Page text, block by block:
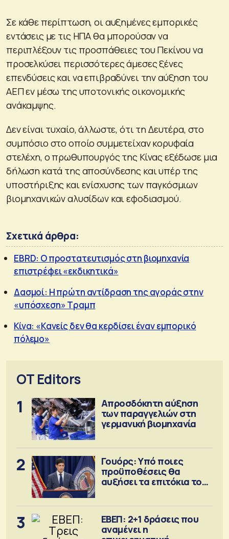
Σε κάθε περίπτωση, οι αυξημένες εμπορικές
εντάσεις με τις ΗΠΑ θα μπορούσαν να
περιπλέξουν τις προσπάθειες του Πεκίνου να
προσελκύσει περισσότερες άμεσες ξένες
επενδύσεις και να επιβραδύνει την αύξηση του
ΑΕΠ εν μέσω της υποτονικής οικονομικής
ανάκαμψης.
Δεν είναι τυχαίο, άλλωστε, ότι τη Δευτέρα, στο
συμπόσιο στο οποίο συμμετείχαν κορυφαία
στελέχη, ο πρωθυπουργός της Κίνας εξέδωσε μια
δήλωση κατά της αποσύνδεσης και υπέρ της
υποστήριξης και ενίσχυσης των παγκόσμιων
βιομηχανικών αλυσίδων και εφοδιασμού.
Σχετικά άρθρα:
EBRD: Ο προστατευτισμός στη βιομηχανία
επιστρέφει «εκδικητικά»
Δασμοί: Η πρώτη αντίδραση της αγοράς στην
«υπόσχεση» Τραμπ
Κίνα: «Κανείς δεν θα κερδίσει έναν εμπορικό
πόλεμο»
OT Editors
1
Απροσδόκητη αύξηση
των παραγγελιών στη
γερμανική βιομηχανία
2
Γουόρς: Υπό ποιες
προϋποθέσεις θα
αυξήσει τα επιτόκια τον
3
ΕΒΕΠ: 2+1 δράσεις που
αναμένει η